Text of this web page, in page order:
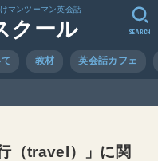
マンツーマン英会話
クール
教材 英会話カフェ
SEARCH
（travel）」に関